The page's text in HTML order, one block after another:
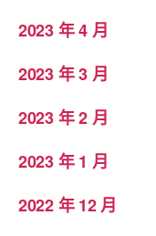
2023 年 4 月
2023 年 3 月
2023 年 2 月
2023 年 1 月
2022 年 12 月